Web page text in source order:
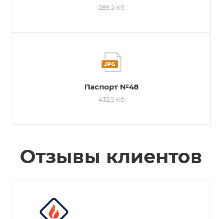
289,2 Кб
Паспорт №48
432,5 Кб
Отзывы клиентов